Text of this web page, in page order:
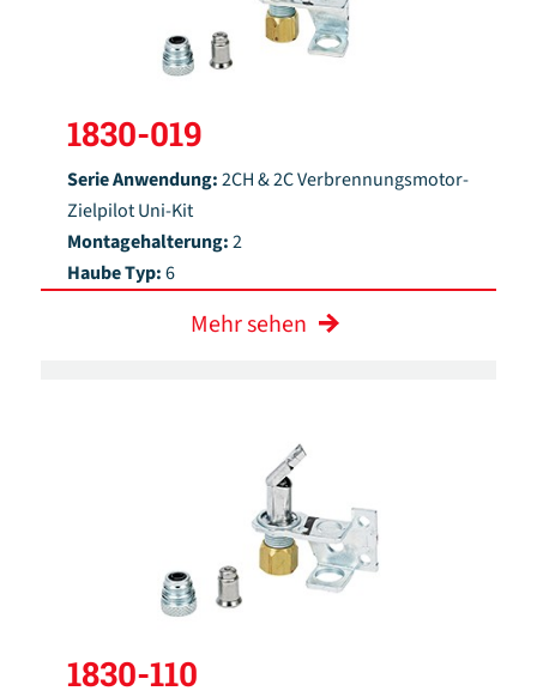
1830-019
Serie Anwendung:2CH & 2C Verbrennungsmotor-
Zielpilot Uni-Kit
Montagehalterung:2
Haube Typ:6
Mehr sehen
1830-110